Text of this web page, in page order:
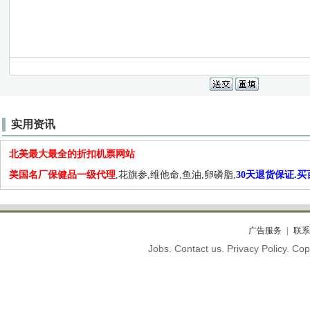
实用资讯
北美最大最全的折扣机票网站
美国名厂保健品一级代理,花旗参,维他命,鱼油,卵磷脂,30天退货保证.买
广告服务 联
Jobs. Contact us. Privacy Policy.